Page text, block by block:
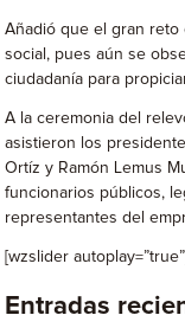
Añadió que el gran reto
social, pues aún se
ciudadanía para
A la ceremonia del
asistieron los
Ortíz y Ramón Lemus
funcionarios públicos,
representantes del
[wzslider autoplay=”true”]
Entradas